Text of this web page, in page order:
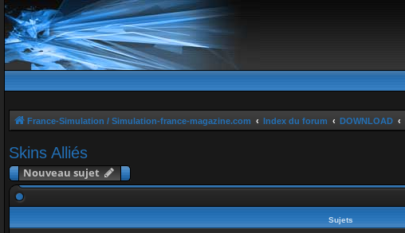
France-Simulation / Simulation-france-magazine.com Index du forum DOWNLOAD
Skins Alliés
Nouveau sujet
Sujets